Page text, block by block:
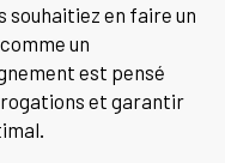
souhaitiez en faire un
un
est pensé
et garantir